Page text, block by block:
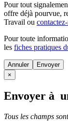
Pour tout
offre déjà pourvue,
Travail ou
Pour toute
les fiches pratiques
Annuler
×
Envoyer à
Tous les champs